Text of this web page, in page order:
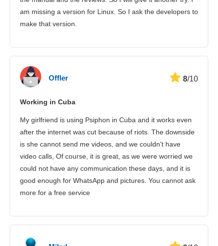
am missing a version for Linux. So I ask the developers to
make that version.
Offler 8/10
Working in Cuba
My girlfriend is using Psiphon in Cuba and it works even
after the internet was cut because of riots. The downside
is she cannot send me videos, and we couldn't have
video calls, Of course, it is great, as we were worried we
could not have any communication these days, and it is
good enough for WhatsApp and pictures. You cannot ask
more for a free service